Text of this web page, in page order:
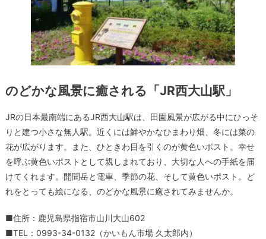
のどかな風景に癒される「JR西大山駅」
JRの日本最南端にあるJR西大山駅は、田園風景が広がる中にひっそ
りと建つ小さな無人駅。近くには鮮やかなひまわり畑、冬には菜の
花が広がります。また、ひときわ目を引くのが黄色いポスト。幸せ
を呼ぶ黄色いポストとして親しまれており、大切な人への手紙を届
けてくれます。開聞岳と電車、季節の花、そして黄色いポスト。ど
れをとっても絵になる、のどかな風景に癒されてみませんか。
■住所：鹿児島県指宿市山川大山602
■TEL：0993-34-0132（かいもん市場 久太郎内）